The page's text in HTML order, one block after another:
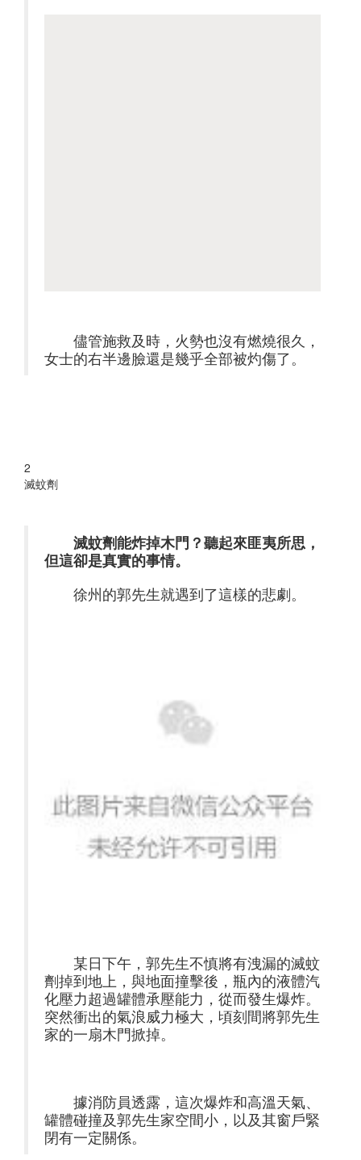
儘管施救及時，火勢也沒有燃燒很久，
女士的右半邊臉還是幾乎全部被灼傷了。
2
滅蚊劑
滅蚊劑能炸掉木門？聽起來匪夷所思，
但這卻是真實的事情。
徐州的郭先生就遇到了這樣的悲劇。
某日下午，郭先生不慎將有洩漏的滅蚊
劑掉到地上，與地面撞擊後，瓶內的液體汽
化壓力超過罐體承壓能力，從而發生爆炸。
突然衝出的氣浪威力極大，頃刻間將郭先生
家的一扇木門掀掉。
據消防員透露，這次爆炸和高溫天氣、
罐體碰撞及郭先生家空間小，以及其窗戶緊
閉有一定關係。